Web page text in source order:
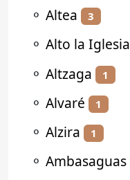
⚬ Altea 3
⚬ Alto la Iglesia
⚬ Altzaga 1
⚬ Alvaré 1
⚬ Alzira 1
⚬ Ambasaguas